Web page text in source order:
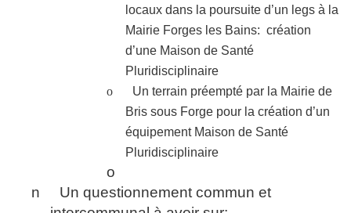
locaux dans la poursuite d’un legs à la
Mairie Forges les Bains: création
d’une Maison de Santé
Pluridisciplinaire
o
Un terrain préempté par la Mairie de
Bris sous Forge pour la création d’un
équipement Maison de Santé
Pluridisciplinaire
o
n
Un questionnement commun et